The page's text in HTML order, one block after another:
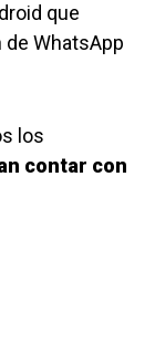
que
WhatsApp
los
contar con